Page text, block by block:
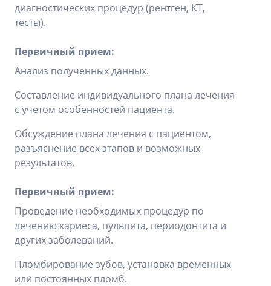
диагностических процедур (рентген, КТ,
тесты).
Первичный прием:
Анализ полученных данных.
Составление индивидуального плана лечения
с учетом особенностей пациента.
Обсуждение плана лечения с пациентом,
разъяснение всех этапов и возможных
результатов.
Первичный прием:
Проведение необходимых процедур по
лечению кариеса, пульпита, периодонтита и
других заболеваний.
Пломбирование зубов, установка временных
или постоянных пломб.